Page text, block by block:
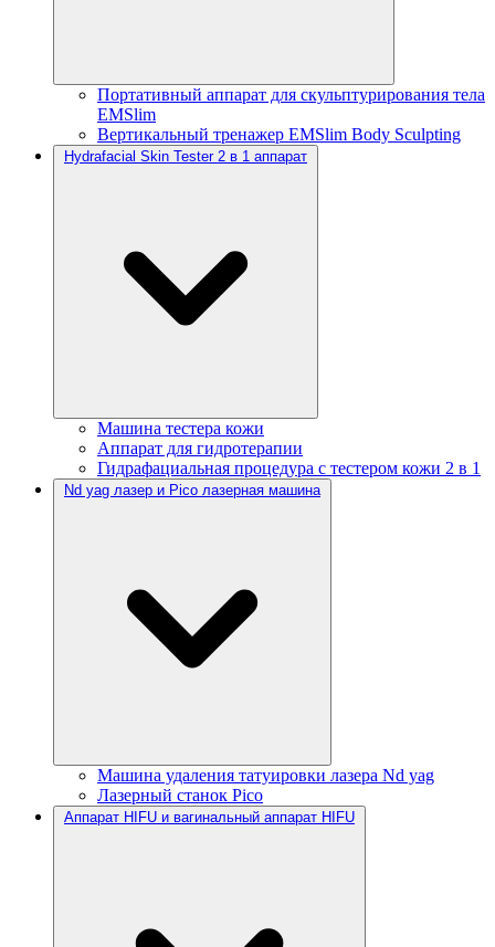
Портативный аппарат для скульптурирования тела
EMSlim
Вертикальный тренажер EMSlim Body Sculpting
Hydrafacial Skin Tester 2 в 1 аппарат
Машина тестера кожи
Аппарат для гидротерапии
Гидрафациальная процедура с тестером кожи 2 в 1
Nd yag лазер и Pico лазерная машина
Машина удаления татуировки лазера Nd yag
Лазерный станок Pico
Аппарат HIFU и вагинальный аппарат HIFU